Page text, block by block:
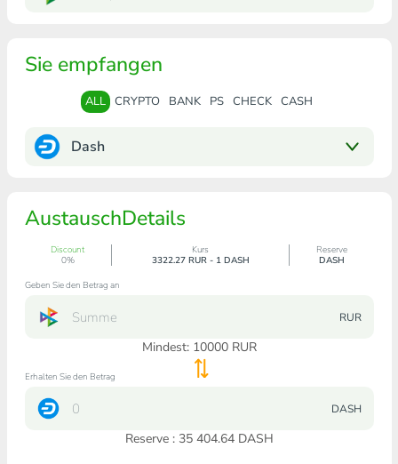
Sie empfangen
ALL CRYPTO BANK PS CHECK CASH
Dash
AustauschDetails
Discount
0%
Kurs
3322.27 RUR - 1 DASH
Reserve
DASH
Geben Sie den Betrag an
RUR
Mindest: 10000RUR
Erhalten Sie den Betrag
DASH
Reserve : 35 404.64 DASH